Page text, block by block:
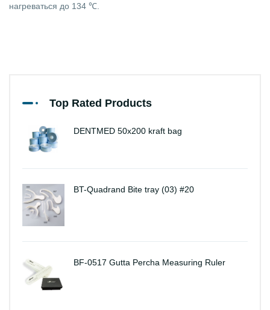
нагреваться до 134 ℃.
Top Rated Products
DENTMED 50x200 kraft bag
BT-Quadrand Bite tray (03) #20
BF-0517 Gutta Percha Measuring Ruler